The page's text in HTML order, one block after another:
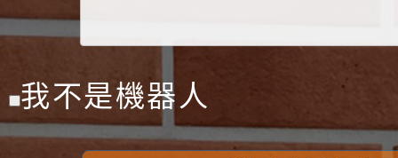
我不是機器人